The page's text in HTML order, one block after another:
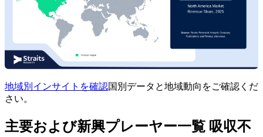
地域別インサイトを確認国別データと地域動向をご確認くだ
さい。
主要および新興プレーヤー一覧 吸収不